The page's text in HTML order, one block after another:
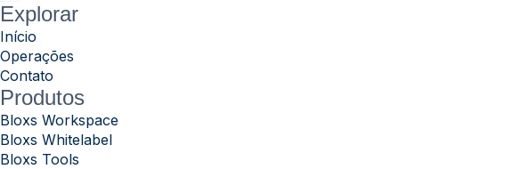
Explorar
Início
Operações
Contato
Produtos
Bloxs Workspace
Bloxs Whitelabel
Bloxs Tools